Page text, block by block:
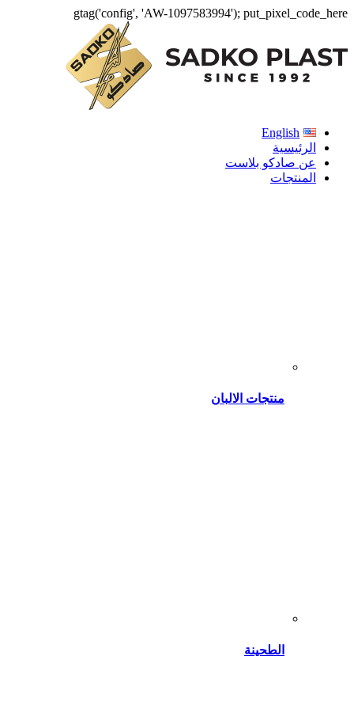
gtag('config', 'AW-1097583994'); put_pixel_code_here
English
الرئيسية
عن صادكو بلاست
المنتجات
منتجات الالبان
الطحينة